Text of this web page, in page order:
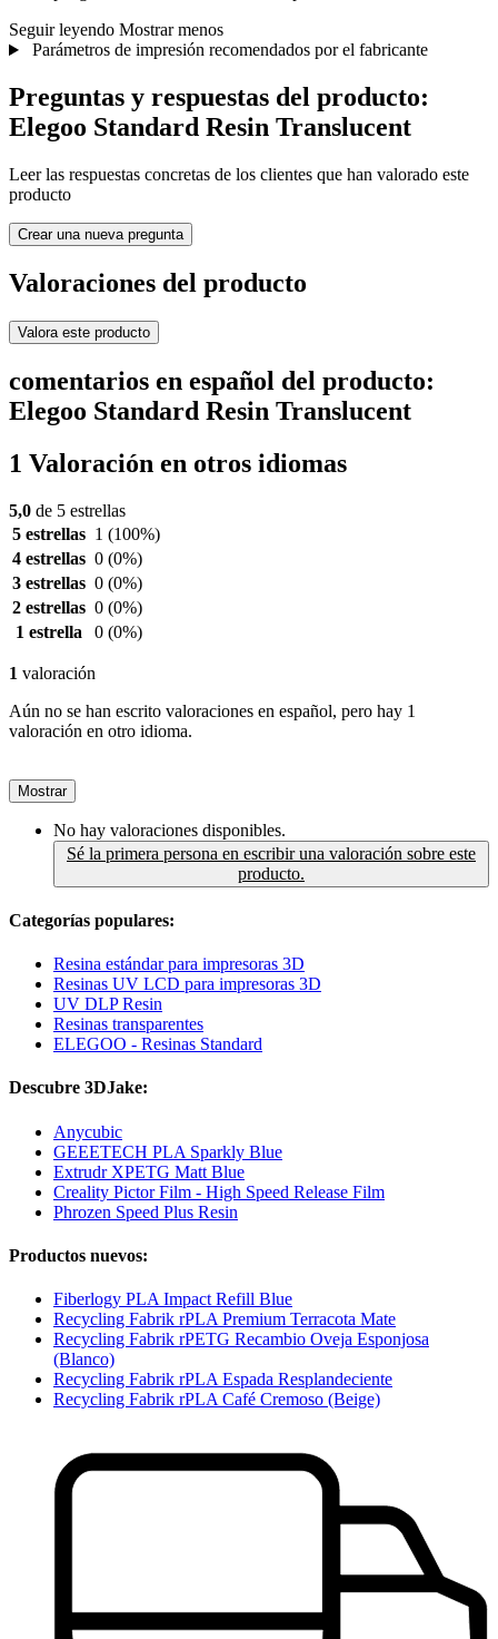
Seguir leyendo Mostrar menos
Parámetros de impresión recomendados por el fabricante
Preguntas y respuestas del producto:
Elegoo Standard Resin Translucent
Leer las respuestas concretas de los clientes que han valorado este
producto
Crear una nueva pregunta
Valoraciones del producto
Valora este producto
comentarios en español del producto:
Elegoo Standard Resin Translucent
1 Valoración en otros idiomas
5,0 de 5 estrellas
5 estrellas 1 (100%)
4 estrellas 0 (0%)
3 estrellas 0 (0%)
2 estrellas 0 (0%)
1 estrella
0 (0%)
1 valoración
Aún no se han escrito valoraciones en español, pero hay 1
valoración en otro idioma.
Mostrar
No hay valoraciones disponibles.
Sé la primera persona en escribir una valoración sobre este
producto.
Categorías populares:
Resina estándar para impresoras 3D
Resinas UV LCD para impresoras 3D
UV DLP Resin
Resinas transparentes
ELEGOO - Resinas Standard
Descubre 3DJake:
Anycubic
GEEETECH PLA Sparkly Blue
Extrudr XPETG Matt Blue
Creality Pictor Film - High Speed Release Film
Phrozen Speed Plus Resin
Productos nuevos:
Fiberlogy PLA Impact Refill Blue
Recycling Fabrik rPLA Premium Terracota Mate
Recycling Fabrik rPETG Recambio Oveja Esponjosa
(Blanco)
Recycling Fabrik rPLA Espada Resplandeciente
Recycling Fabrik rPLA Café Cremoso (Beige)